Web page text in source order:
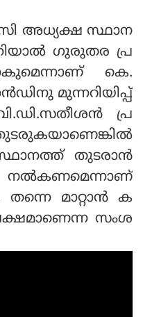
അധ്യക്ഷ സ്ഥാന
ഗുരുതര പ്ര
കെ.
മുന്നറിയിപ്പ്
പ്ര
തുടരാന്‍
മാറ്റാന്‍ ക
സംശ